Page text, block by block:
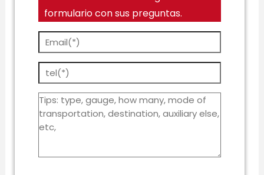
formulario con sus preguntas.